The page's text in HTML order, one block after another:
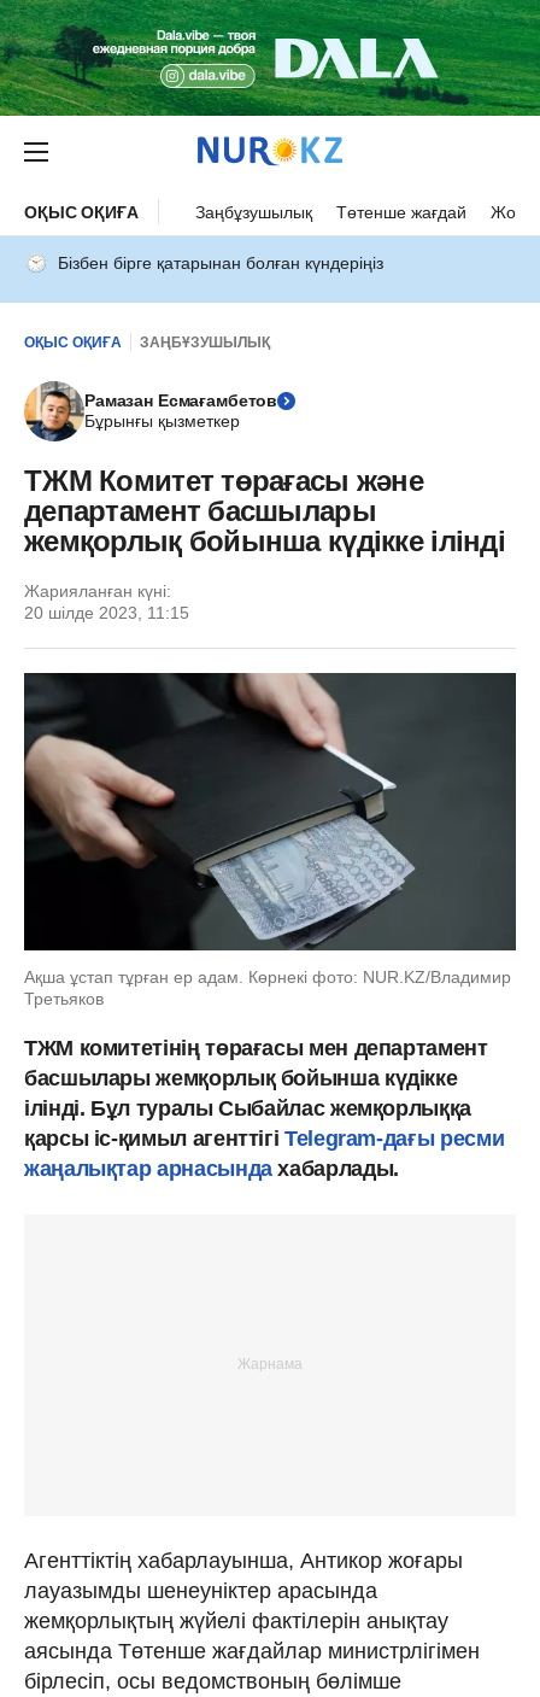
ОҚЫС ОҚИҒА Заңбұзушылық Төтенше жағдай Жол
Бізбен бірге қатарынан болған күндеріңіз
ОҚЫС ОҚИҒА ЗАҢБҰЗУШЫЛЫҚ
Рамазан Есмағамбетов
Бұрынғы қызметкер
ТЖМ Комитет төрағасы және
департамент басшылары
жемқорлық бойынша күдікке ілінді
Жарияланған күні:
20 шілде 2023, 11:15
Ақша ұстап тұрған ер адам. Көрнекі фото: NUR.KZ/Владимир
Третьяков
ТЖМ комитетінің төрағасы мен департамент
басшылары жемқорлық бойынша күдікке
ілінді. Бұл туралы Сыбайлас жемқорлыққа
қарсы іс-қимыл агенттігі Telegram-дағы ресми
жаңалықтар арнасындахабарлады.
Агенттіктің хабарлауынша, Антикор жоғары
лауазымды шенеуніктер арасында
жемқорлықтың жүйелі фактілерін анықтау
аясында Төтенше жағдайлар министрлігімен
бірлесіп, осы ведомствоның бөлімше